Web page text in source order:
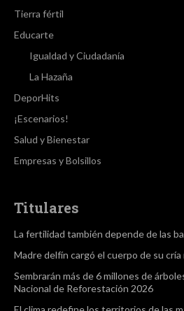
Tierra fértil
Educarte
Igualdad y Ciudadanía
La Hazaña
DeporHits
¡Escenarios!
Salud y Bienestar
Empresas y Bolsillos
Titulares
La fertilidad también depende de las
Madre delfín cargó el cuerpo de su
Sembrarán más de 6 millones de
Nacional de Reforestación 2026